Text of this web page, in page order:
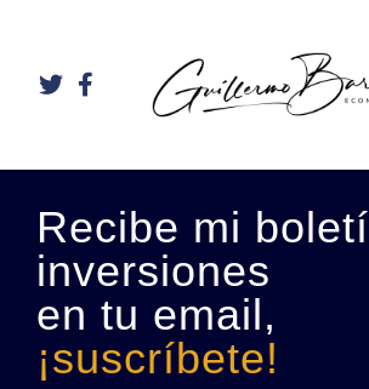
Recibe mi
inversiones
en tu email,
¡suscríbete!